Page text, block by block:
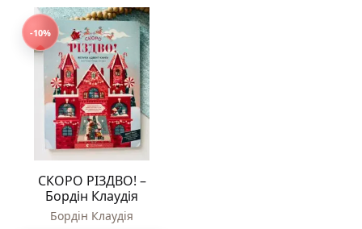
-10%
СКОРО РІЗДВО! –
Бордін Клаудія
Бордін Клаудія